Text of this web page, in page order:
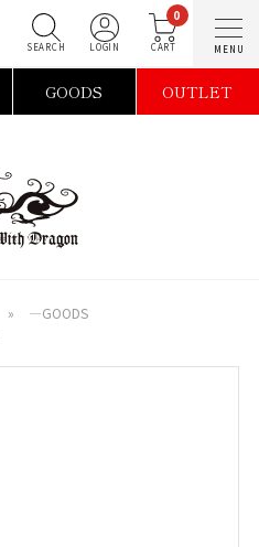
0
GOODS OUTLET
»
―GOODS